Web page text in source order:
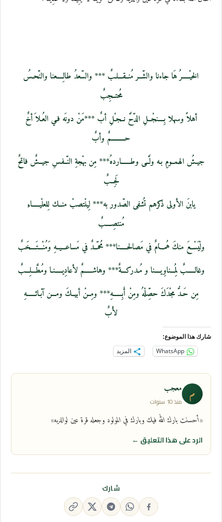
الخيْـــــرُ هَا جاءنا والشّــر مُنــقـــلـبٌ *** والسّعدُ طالِــــعنا والنّحـسُ
مُحتــجِبٌ
أهلاً وسهلا بِــــنجْــلِ الدّحَّ نــجـْلِ أبٌ ***مَنْ دونَه فـي العُـلاَ أخٌ
حـــــــــمٌ وأبٌ
جيـشُ الهمــومِ بـه ولَّــى وطــــــاردهُ*** مِن بهْجةِ النّــفسِ جيــشٌ فاتحٌ
لَجِــبٌ
يابنَ الأولى ذكرهم تُشفى الصّدور به*** لِينْتصبْ منــك لِلعلْيـــــاءِ
مُنتصِــــبٌ
ولْيَسْــعَ منكَ هُمـــامٌ في مَصالحـــــنا*** مُحمّــدٌ في مَساعـــيــهِ وَمُنْـــتَــــخَبٌ
وغالـــــبٌ لِمُـــناوِيــــنا و مُـدركـــةٌ*** وهاشـــــمٌ لأعادِيـــــنـا ومُطَّـــلِـــبٌ
مِن حَـدُّ مجْدَكَ حصِّلْهُ ومِنْ أَبِــــــهِ*** ومِــنْ أبيــكَ ومـــن آبـائــــــهِ
لأَبٌ
شارك هذا الموضوع:
WhatsApp المزيد
م معجب
منذ 10 سنوات
«أحسنت بارك الله فيك وبارك في المولود وجعله قرة عين لوالديه»
الرد على هذا التعليق ←
شارك